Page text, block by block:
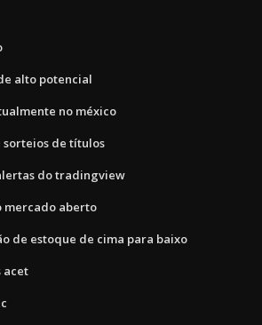
alto potencial
no méxico
sorteios de títulos
do tradingview
mercado aberto
de estoque de cima para baixo
acet